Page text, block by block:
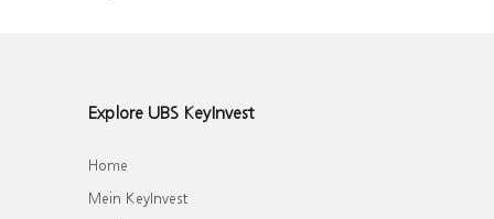
Explore UBS KeyInvest
Home
Mein KeyInvest